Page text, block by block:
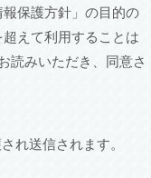
保護方針 」の目的の
えて利用することは
読みいただき、同意さ
れ送信されます。